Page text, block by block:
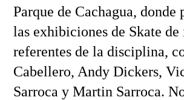
Parque de Cachagua, donde
las exhibiciones de Skate
referentes de la disciplina,
Cabellero, Andy Dickers,
Sarroca y Martin Sarroca.